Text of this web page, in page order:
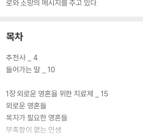
로와 소망의 메시지를 주고 있다.
목차
추천사 _ 4
들어가는 말 _ 10
1장 외로운 영혼을 위한 치료제 _ 15
외로운 영혼들
목자가 필요한 영혼들
부족함이 없는 인생